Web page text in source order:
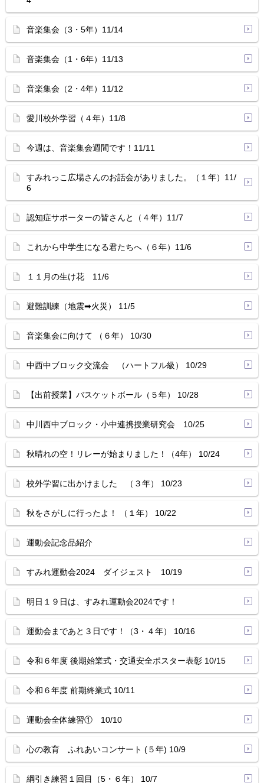
音楽集会（3・5年）11/14
音楽集会（1・6年）11/13
音楽集会（2・4年）11/12
愛川校外学習（４年）11/8
今週は、音楽集会週間です！11/11
すみれっこ広場さんのお話会がありました。（１年）11/
6
認知症サポーターの皆さんと（４年）11/7
これから中学生になる君たちへ（６年）11/6
１１月の生け花 11/6
避難訓練（地震➡火災） 11/5
音楽集会に向けて （６年） 10/30
中西中ブロック交流会 （ハートフル級） 10/29
【出前授業】バスケットボール（５年） 10/28
中川西中ブロック・小中連携授業研究会 10/25
秋晴れの空！リレーが始まりました！（4年） 10/24
校外学習に出かけました （３年） 10/23
秋をさがしに行ったよ！ （１年） 10/22
運動会記念品紹介
すみれ運動会2024 ダイジェスト 10/19
明日１９日は、すみれ運動会2024です！
運動会まであと３日です！（3・４年） 10/16
令和６年度 後期始業式・交通安全ポスター表彰 10/15
令和６年度 前期終業式 10/11
運動会全体練習① 10/10
心の教育 ふれあいコンサート (５年) 10/9
綱引き練習１回目（5・６年） 10/7